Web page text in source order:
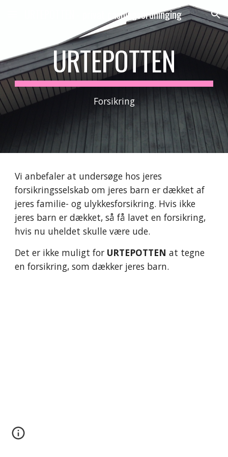
Skip to navigation
URTEPOTTEN - privat pasningsordninging
URTEPOTTEN
Forsikring
Vi anbefaler at undersøge hos jeres
forsikringsselskab om jeres barn er dækket af
jeres familie- og ulykkesforsikring. Hvis ikke
jeres barn er dækket, så få lavet en forsikring,
hvis nu uheldet skulle være ude.
Det er ikke muligt for URTEPOTTEN at tegne
en forsikring, som dækker jeres barn.